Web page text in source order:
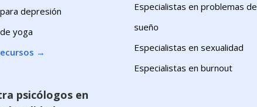
depresión
yoga
→
Especialistas en problemas de
sueño
Especialistas en sexualidad
Especialistas en burnout
psicólogos en